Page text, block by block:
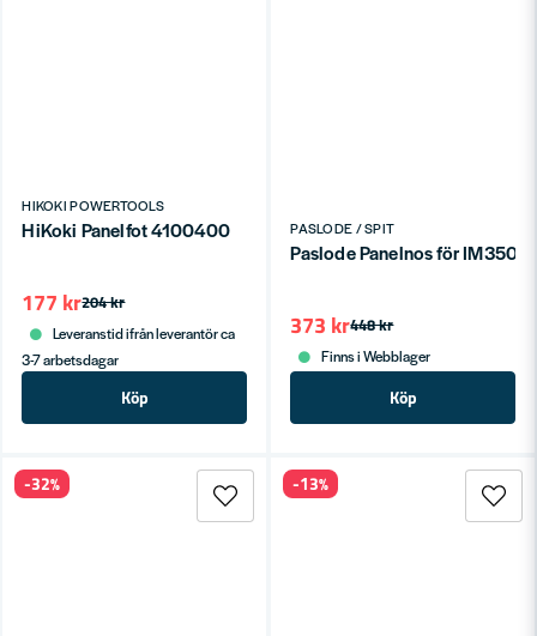
HIKOKI POWERTOOLS
HiKoki Panelfot 4100400
204 kr
177 kr
Leveranstid ifrån leverantör ca
3-7 arbetsdagar
Köp
PASLODE / SPIT
Paslode Panelnos för IM350+
448 kr
373 kr
Finns i Webblager
Köp
-32% -13%